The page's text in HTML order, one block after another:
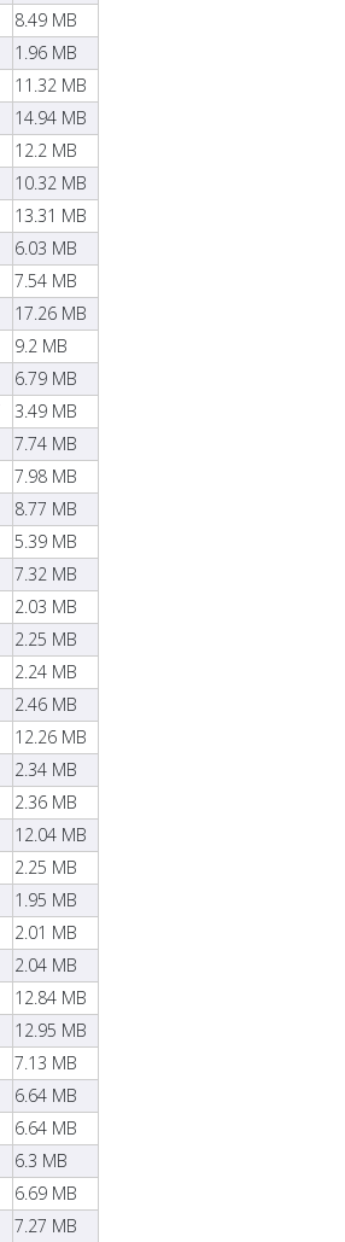
8.49 MB
1.96 MB
11.32 MB
14.94 MB
12.2 MB
10.32 MB
13.31 MB
6.03 MB
7.54 MB
17.26 MB
9.2 MB
6.79 MB
3.49 MB
7.74 MB
7.98 MB
8.77 MB
5.39 MB
7.32 MB
2.03 MB
2.25 MB
2.24 MB
2.46 MB
12.26 MB
2.34 MB
2.36 MB
12.04 MB
2.25 MB
1.95 MB
2.01 MB
2.04 MB
12.84 MB
12.95 MB
7.13 MB
6.64 MB
6.64 MB
6.3 MB
6.69 MB
7.27 MB